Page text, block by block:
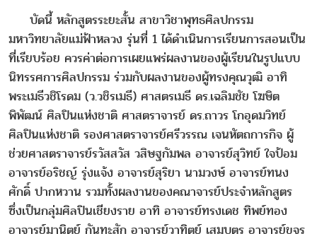
บัดนี้ หลักสูตรระยะสั้น สาขาวิชาพุทธศิลปกรรม
มหาวิทยาลัยแม่ฟ้าหลวง รุ่นที่ 1 ได้ดำเนินการเรียนการสอนเป็น
ที่เรียบร้อย ควรค่าต่อการเผยแพร่ผลงานของผู้เรียนในรูปแบบ
นิทรรศการศิลปกรรม ร่วมกับผลงานของผู้ทรงคุณวุฒิ อาทิ
พระเมธีวชิโรดม (ว.วชิรเมธี) ศาสตรเมธี ดร.เฉลิมชัย โฆษิต
พิพัฒน์ ศิลปินแห่งชาติ ศาสตราจารย์ ดร.ถาวร โกอุดมวิทย์
ศิลปินแห่งชาติ รองศาสตราจารย์ศรีวรรณ เจนหัตถการกิจ ผู้
ช่วยศาสตราจารย์รวัสสวัส วสิษฐกัมพล อาจารย์สุวิทย์ ใจป้อม
อาจารย์อริชญ์ รุ่งแจ้ง อาจารย์สุริยา นามวงษ์ อาจารย์ทนง
ศักดิ์ ปากหวาน รวมทั้งผลงานของคณาจารย์ประจำหลักสูตร
ซึ่งเป็นกลุ่มศิลปินเชียงราย อาทิ อาจารย์ทรงเดช ทิพย์ทอง
อาจารย์มานิตย์ กันทะสัก อาจารย์วาทิตย์ เสมบุตร อาจารย์ขจร